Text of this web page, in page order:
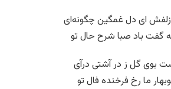
ای دل غمگین چگونه‌ای
گفت باد صبا شرح حال تو
بوی گل ز در آشتی درآی
ما رخ فرخنده فال تو